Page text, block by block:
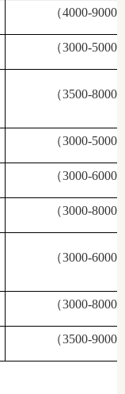
（4000-
（3000-
（3500-
（3000-
（3000-
（3000-
（3000-
（3000-
（3500-